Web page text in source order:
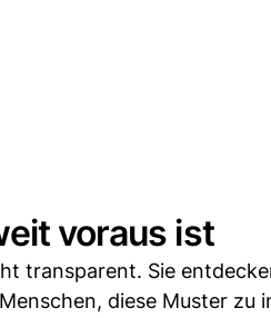
voraus ist
transparent. Sie
diese Muster zu